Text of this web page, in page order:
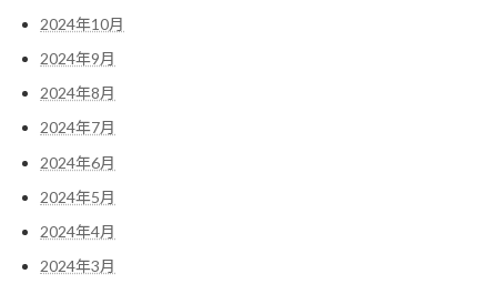
2024年10月
2024年9月
2024年8月
2024年7月
2024年6月
2024年5月
2024年4月
2024年3月